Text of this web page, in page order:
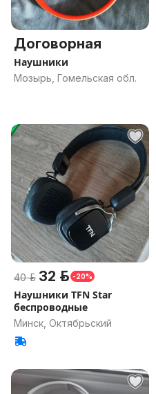
Договорная
Наушники
Мозырь, Гомельская обл.
40 р. 32 р. -20%
Наушники TFN Star
беспроводные
Минск, Октябрьский